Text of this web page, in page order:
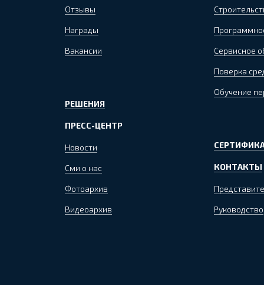
Отзывы
Награды
Вакансии
РЕШЕНИЯ
ПРЕСС-ЦЕНТР
Новости
Сми о нас
Фотоархив
Видеоархив
Сервисное
Поверка
Обучение
КОНТАКТЫ
Руководство